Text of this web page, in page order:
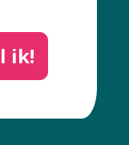
ik!